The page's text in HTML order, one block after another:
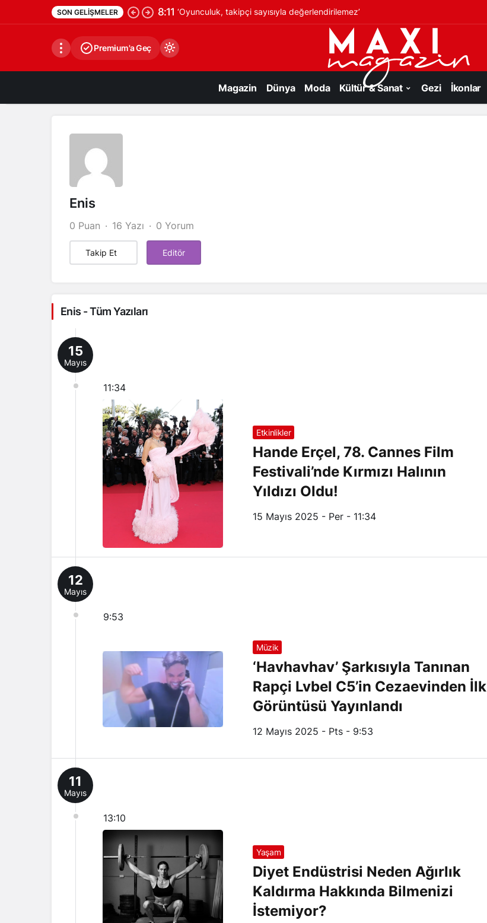
SON GELIŞMELER 8:11 ‘Oyunculuk, takipçi sayısıyla değerlendirilemez’
Premium'a Geç
Gündüz Modu
Gündüz modunu seçin.
Gece modunu seçin.
Sistem Modu
Sistem modunu seçin.
Magazin Dünya Moda Kültür & Sanat Gezi İkonlar
Enis
0 Puan 16 Yazı 0 Yorum
Takip Et Editör
Enis - Tüm Yazıları
15
Mayıs
11:34
Etkinlikler
Hande Erçel, 78. Cannes Film
Festivali’nde Kırmızı Halının
Yıldızı Oldu!
15 Mayıs 2025 - Per - 11:34
12
Mayıs
9:53
Müzik
‘Havhavhav’ Şarkısıyla Tanınan
Rapçi Lvbel C5’in Cezaevinden İlk
Görüntüsü Yayınlandı
12 Mayıs 2025 - Pts - 9:53
11
Mayıs
13:10
Yaşam
Diyet Endüstrisi Neden Ağırlık
Kaldırma Hakkında Bilmenizi
İstemiyor?